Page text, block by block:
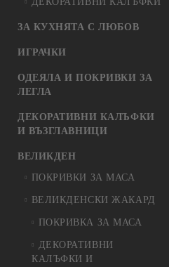
ЗА КУХНЯТА С ЛЮБОВ
ИГРАЧКИ
ОДЕЯЛА И ПОКРИВКИ ЗА
ЛЕГЛА
ДЕКОРАТИВНИ КАЛЪФКИ
И ВЪЗГЛАВНИЦИ
ВЕЛИКДЕН
ПОКРИВКИ ЗА МАСА
ВЕЛИКДЕНСКИ ЖАКАРД
ПОКРИВКА ЗА МАСА
ДЕКОРАТИВНИ
КАЛЪФКИ И